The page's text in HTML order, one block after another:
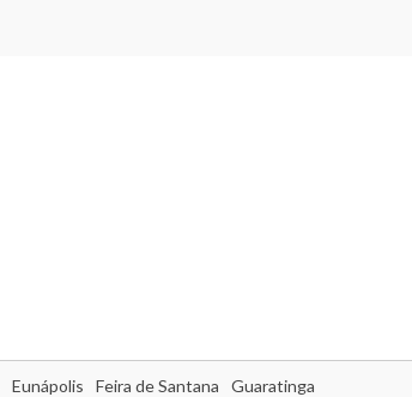
Eunápolis Feira de Santana
Guaratinga